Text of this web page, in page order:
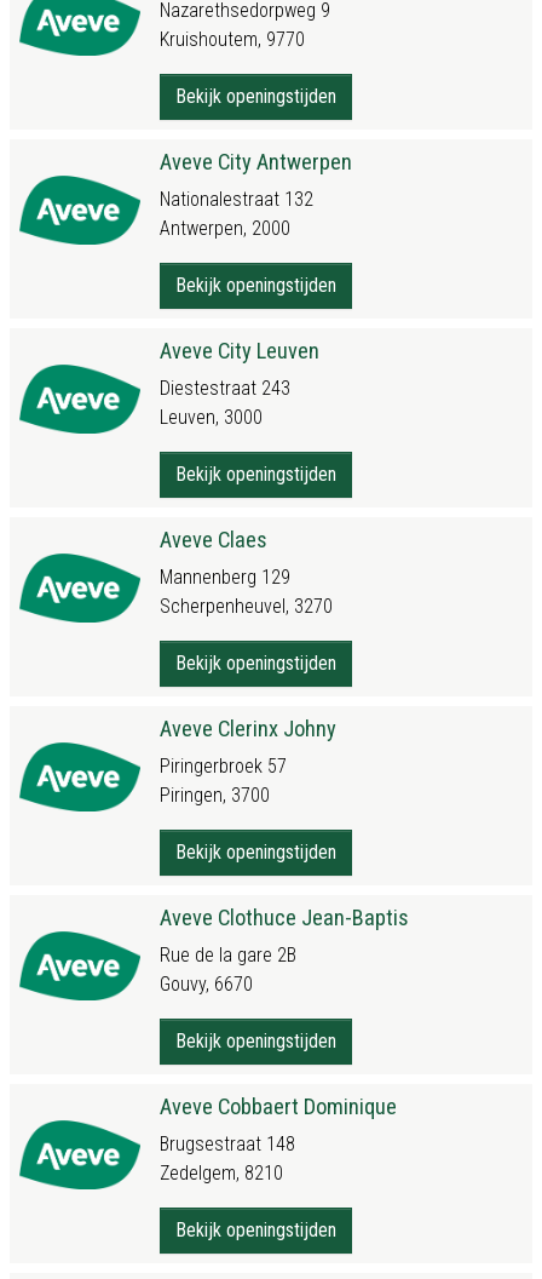
Nazarethsedorpweg 9
Kruishoutem, 9770
Bekijk openingstijden
Aveve City Antwerpen
Nationalestraat 132
Antwerpen, 2000
Bekijk openingstijden
Aveve City Leuven
Diestestraat 243
Leuven, 3000
Bekijk openingstijden
Aveve Claes
Mannenberg 129
Scherpenheuvel, 3270
Bekijk openingstijden
Aveve Clerinx Johny
Piringerbroek 57
Piringen, 3700
Bekijk openingstijden
Aveve Clothuce Jean-Baptis
Rue de la gare 2B
Gouvy, 6670
Bekijk openingstijden
Aveve Cobbaert Dominique
Brugsestraat 148
Zedelgem, 8210
Bekijk openingstijden